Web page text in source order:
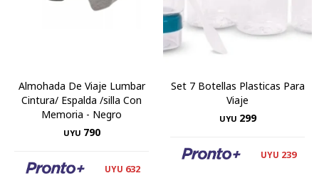
Almohada De Viaje Lumbar
Cintura/ Espalda /silla Con
Memoria - Negro
UYU 790
UYU 632
Set 7 Botellas Plasticas Para
Viaje
UYU 299
UYU 239